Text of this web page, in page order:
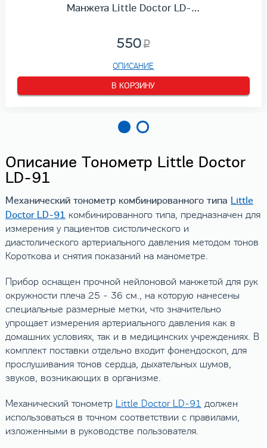
Манжета Little Doctor LD-…
550
ОПИСАНИЕ
В КОРЗИНУ
Описание Тонометр Little Doctor
LD-91
Механический тонометр комбинированного типа Little
Doctor LD-91 комбинированного типа, предназначен для
измерения у пациентов систолического и
диастолического артериального давления методом тонов
Короткова и снятия показаний на манометре.
Прибор оснащен прочной нейлоновой манжетой для рук
окружности плеча 25 - 36 см., на которую нанесены
специальные размерные метки, что значительно
упрощает измерения артериального давления как в
домашних условиях, так и в медицинских учреждениях. В
комплект поставки отдельно входит фонендоскоп, для
прослушивания тонов сердца, дыхательных шумов,
звуков, возникающих в организме.
Механический тонометр Little Doctor LD-91 должен
использоваться в точном соответствии с правилами,
изложенными в руководстве пользователя.